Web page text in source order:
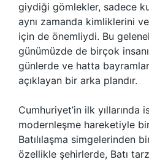
giydiği gömlekler, sadece
aynı zamanda kimliklerini
için de önemliydi. Bu
günümüzde de birçok
günlerde ve hatta
açıklayan bir arka plandır.
Cumhuriyet’in ilk yıllarında
modernleşme hareketiyle
Batılılaşma simgelerinden
özellikle şehirlerde, Batı